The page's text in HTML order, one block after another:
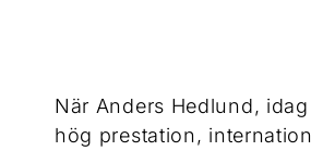
När Anders Hedlund,
hög prestation,